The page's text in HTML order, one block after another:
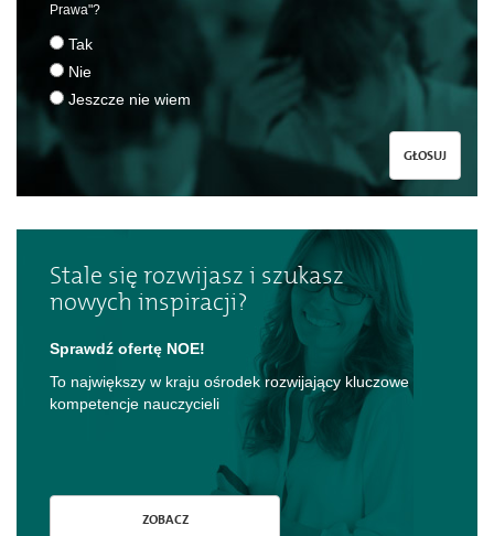
Prawa"?
Tak
Nie
Jeszcze nie wiem
GŁOSUJ
Stale się rozwijasz i szukasz
nowych inspiracji?
Sprawdź ofertę NOE!
To największy w kraju ośrodek rozwijający kluczowe
kompetencje nauczycieli
ZOBACZ